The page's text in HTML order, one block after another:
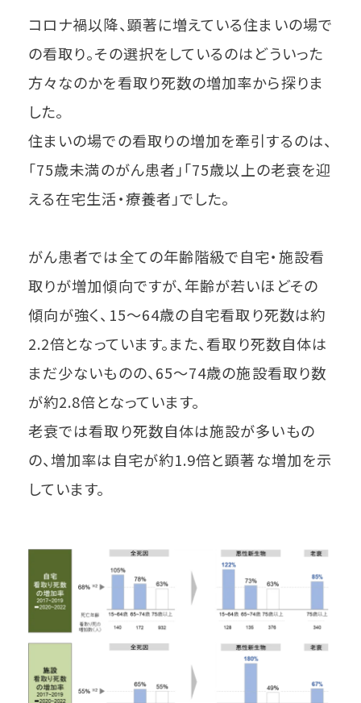
コロナ禍以降、顕著に増えている住まいの場で
の看取り。その選択をしているのはどういった
方々なのかを看取り死数の増加率から探りま
した。
住まいの場での看取りの増加を牽引するのは、
「75歳未満のがん患者」「75歳以上の老衰を迎
える在宅生活・療養者」でした。
がん患者では全ての年齢階級で自宅・施設看
取りが増加傾向ですが、年齢が若いほどその
傾向が強く、15～64歳の自宅看取り死数は約
2.2倍となっています。また、看取り死数自体は
まだ少ないものの、65～74歳の施設看取り数
が約2.8倍となっています。
老衰では看取り死数自体は施設が多いもの
の、増加率は自宅が約1.9倍と顕著な増加を示
しています。